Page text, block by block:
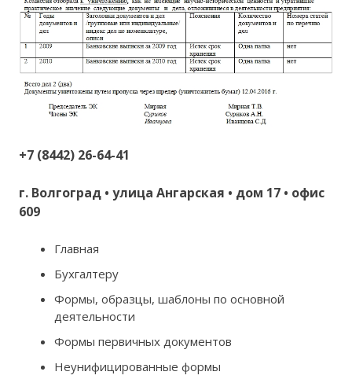
+7 (8442) 26-64-41
г. Волгоград • улица Ангарская • дом 17 • офис
609
Главная
Бухгалтеру
Формы, образцы, шаблоны по основной
деятельности
Формы первичных документов
Неунифицированные формы